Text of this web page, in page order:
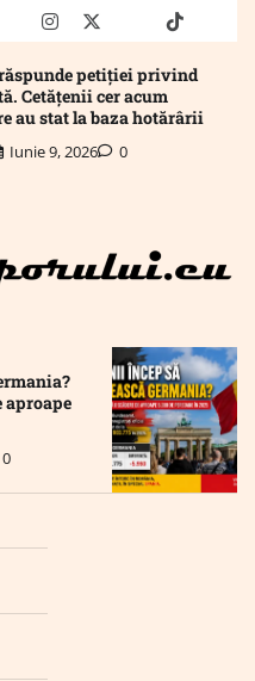
Mailinstagram
twitter truthtiktok
petiției privind
Cetățenii cer acum
au stat la baza hotărârii
Iunie 9, 2026 0
aproape
0